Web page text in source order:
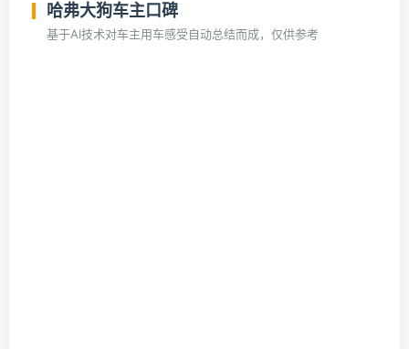
哈弗大狗车主口碑
基于AI技术对车主用车感受自动总结而成，仅供参考